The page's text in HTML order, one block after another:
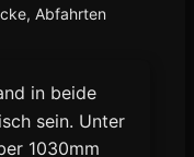
Abfahrten
in beide
sein. Unter
1030mm